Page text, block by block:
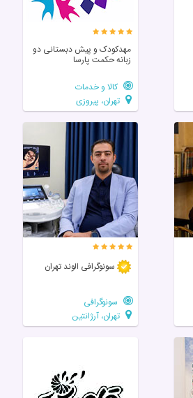
مهدکودک و پیش دبستانی دو
زبانه حکمت پارسا
کالا و خدمات
تهران، پیروزی
سونوگرافی الوند تهران
سونوگرافی
تهران، آرژانتین